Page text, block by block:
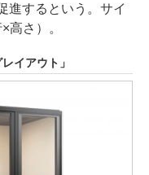
進するという。サイ
高さ）。
イアウト」